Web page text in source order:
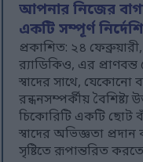
আপনার নিজের
একটি সম্পূর্ণ
প্রকাশিত: ২৪
র‍্যাডিকিও, এর
স্বাদের সাথে, যেকোনো
রন্ধনসম্পর্কীয়
চিকোরিটি একটি ছোট
স্বাদের অভিজ্ঞতা
সৃষ্টিতে রূপান্তরিত